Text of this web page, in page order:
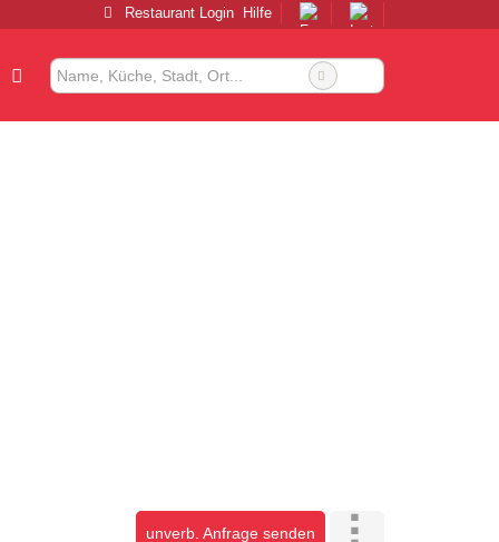
Restaurant Login Hilfe
unverb. Anfrage senden